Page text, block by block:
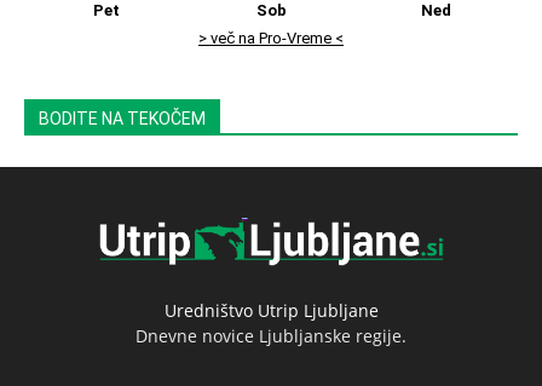
Pet
Sob
Ned
> več na Pro-Vreme <
BODITE NA TEKOČEM
Uredništvo Utrip Ljubljane
Dnevne novice Ljubljanske regije.